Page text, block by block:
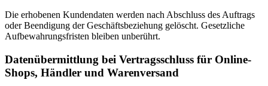
Die erhobenen Kundendaten werden nach Abschluss des Auftrags
oder Beendigung der Geschäftsbeziehung gelöscht. Gesetzliche
Aufbewahrungsfristen bleiben unberührt.
Datenübermittlung bei Vertragsschluss für Online-
Shops, Händler und Warenversand